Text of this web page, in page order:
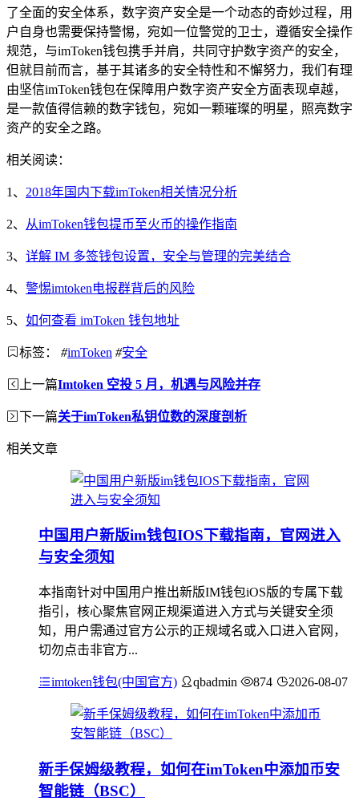
了全面的安全体系，数字资产安全是一个动态的奇妙过程，用
户自身也需要保持警惕，宛如一位警觉的卫士，遵循安全操作
规范，与imToken钱包携手并肩，共同守护数字资产的安全，
但就目前而言，基于其诸多的安全特性和不懈努力，我们有理
由坚信imToken钱包在保障用户数字资产安全方面表现卓越，
是一款值得信赖的数字钱包，宛如一颗璀璨的明星，照亮数字
资产的安全之路。
相关阅读：
1、 2018年国内下载imToken相关情况分析
2、 从imToken钱包提币至火币的操作指南
3、 详解 IM 多签钱包设置，安全与管理的完美结合
4、 警惕imtoken电报群背后的风险
5、 如何查看 imToken 钱包地址
标签： #imToken #安全
上一篇Imtoken 空投 5 月，机遇与风险并存
下一篇关于imToken私钥位数的深度剖析
相关文章
中国用户新版im钱包IOS下载指南，官网进入
与安全须知
本指南针对中国用户推出新版IM钱包iOS版的专属下载
指引，核心聚焦官网正规渠道进入方式与关键安全须
知，用户需通过官方公示的正规域名或入口进入官网，
切勿点击非官方...
imtoken钱包(中国官方) qbadmin 874 2026-08-07
新手保姆级教程，如何在imToken中添加币安
智能链（BSC）